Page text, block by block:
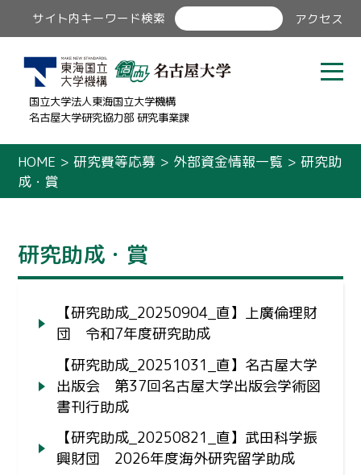
サイト内キーワード検索 アクセス
国立大学法人東海国立大学機構
名古屋大学研究協力部 研究事業課
HOME >研究費等応募 > 外部資金情報一覧 >研究助
成・賞
研究助成・賞
【研究助成_20250904_直】上廣倫理財
団 令和7年度研究助成
【研究助成_20251031_直】名古屋大学
出版会 第37回名古屋大学出版会学術図
書刊行助成
【研究助成_20250821_直】武田科学振
興財団 2026年度海外研究留学助成